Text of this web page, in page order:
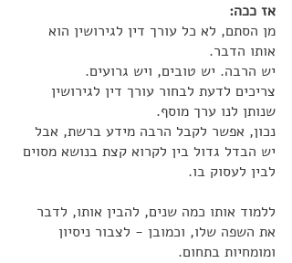
אז ככה:
מן הסתם, לא כל עורך דין לגירושין הוא
אותו הדבר.
יש הרבה. יש טובים, ויש גרועים.
צריכים לדעת לבחור עורך דין לגירושין
שנותן לנו ערך מוסף.
נכון, אפשר לקבל הרבה מידע ברשת, אבל
יש הבדל גדול בין לקרוא קצת בנושא מסוים
לבין לעסוק בו.
ללמוד אותו כמה שנים, להבין אותו, לדבר
את השפה שלו, וכמובן - לצבור ניסיון
ומומחיות בתחום.